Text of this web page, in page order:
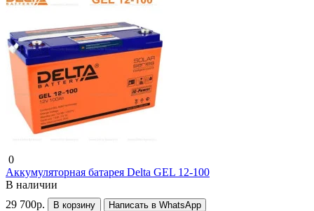
0
Аккумуляторная батарея Delta GEL 12-100
В наличии
29 700р.
В корзину Написать в WhatsApp